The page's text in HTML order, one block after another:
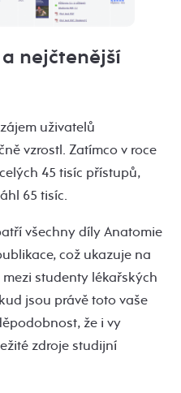
nejčtenější
uživatelů
vzrostl. Zatímco v roce
45 tisíc přístupů,
65 tisíc.
všechny díly Anatomie
což ukazuje na
studenty lékařských
jsou právě toto vaše
že i vy
zdroje studijní